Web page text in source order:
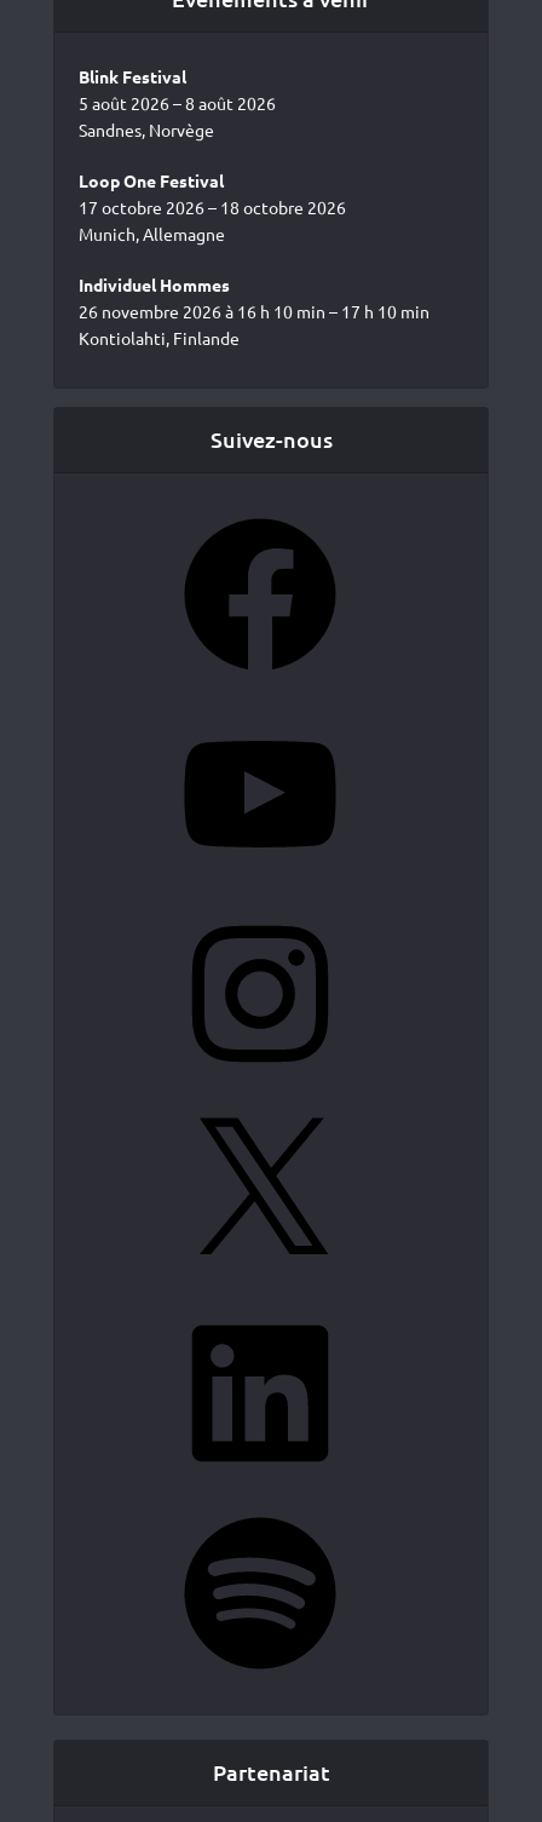
Blink Festival
5 août 2026 – 8 août 2026
Sandnes, Norvège
Loop One Festival
17 octobre 2026 – 18 octobre 2026
Munich, Allemagne
Individuel Hommes
26 novembre 2026 à 16 h 10 min – 17 h 10 min
Kontiolahti, Finlande
Suivez-nous
Partenariat